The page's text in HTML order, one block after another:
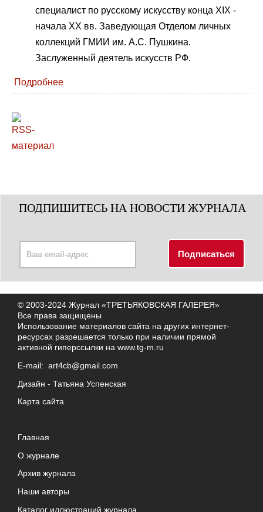
специалист по русскому искусству конца XIX -
начала ХХ вв. Заведующая Отделом личных
коллекций ГМИИ им. А.С. Пушкина.
Заслуженный деятель искусств РФ.
Подробнее
ПОДПИШИТЕСЬ НА НОВОСТИ ЖУРНАЛА
© 2003-2024 Журнал «ТРЕТЬЯКОВСКАЯ ГАЛЕРЕЯ»
Все права защищены
Использование материалов сайта на других интернет-
ресурсах разрешается только при наличии прямой
активной гиперссылки на www.tg-m.ru
E-mail: art4cb@gmail.com
Дизайн - Татьяна Успенская
Карта сайта
Главная
О журнале
Архив журнала
Наши авторы
Каталог иллюстраций журнала